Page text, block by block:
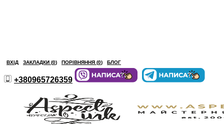
ВХІД ЗАКЛАДКИ (0) ПОРІВНЯННЯ (0) БЛОГ
+380965726359